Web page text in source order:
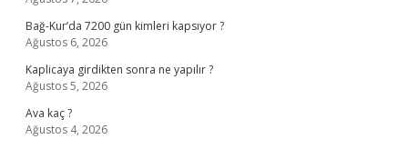
Bağ-Kur’da 7200 gün kimleri kapsıyor ?
Ağustos 6, 2026
Kaplicaya girdikten sonra ne yapılır ?
Ağustos 5, 2026
Ava kaç ?
Ağustos 4, 2026